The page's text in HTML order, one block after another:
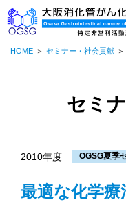
HOME セミナー・社会貢献
セミ
2010年度 OGSG夏季
最適な化学療